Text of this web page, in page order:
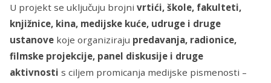
U projekt se uključuju brojni vrtići, škole, fakulteti,
knjižnice, kina, medijske kuće, udruge i druge
ustanove koje organiziraju predavanja, radionice,
filmske projekcije, panel diskusije i druge
aktivnosti s ciljem promicanja medijske pismenosti –